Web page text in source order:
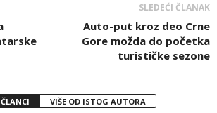
SLEDEĆI ČLANAK
Auto-put kroz deo Crne
Gore možda do početka
turističke sezone
VIŠE OD ISTOG AUTORA